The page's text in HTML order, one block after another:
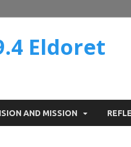
Eldoret
AND MISSION